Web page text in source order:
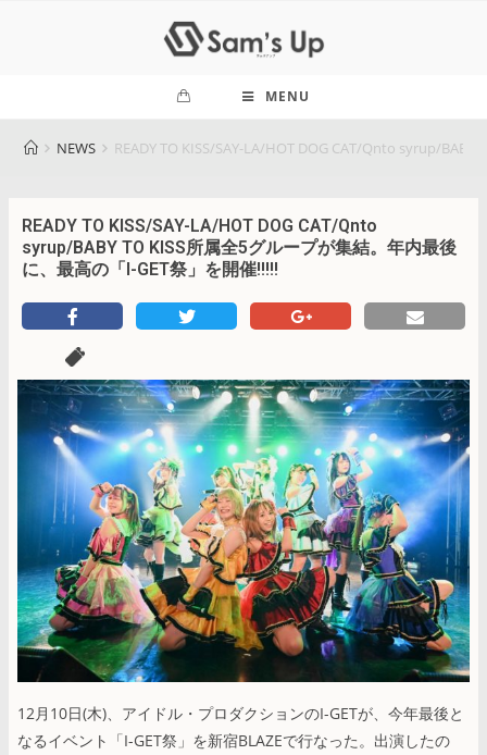
MENU
NEWS READY TO KISS/SAY-LA/HOT DOG CAT/Qnto syrup/
READY TO KISS/SAY-LA/HOT DOG CAT/Qnto
syrup/BABY TO KISS所属全5グループが集結。年内最後
に、最高の「I-GET祭」を開催!!!!!
12月10日(木)、アイドル・プロダクションのI-GETが、今年最後と
なるイベント「I-GET祭」を新宿BLAZEで行なった。出演したの